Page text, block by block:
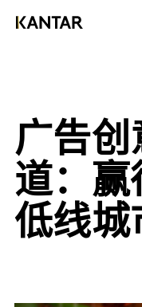
广告创
道：赢
低线城